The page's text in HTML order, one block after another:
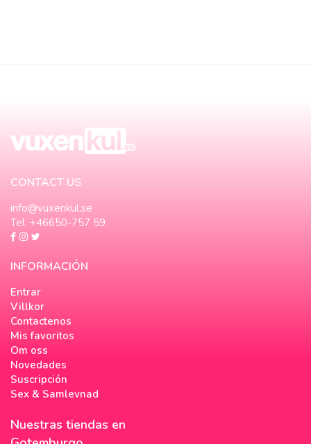
CONTACT US
info@vuxenkul.se
Tel. +46650-757 59
INFORMACIÓN
Entrar
Villkor
Contactenos
Mis favoritos
Om oss
Novedades
Suscripción
Sex & Samlevnad
Nuestras tiendas en